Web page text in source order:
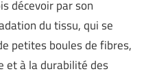
décevoir par son
du tissu, qui se
petites boules de fibres,
et à la durabilité des